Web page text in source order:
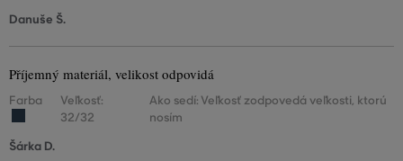
Danuše Š.
Příjemný materiál, velikost odpovidá
Farba
Veľkosť:
32/32
Ako sedí: Veľkosť zodpovedá veľkosti, ktorú
nosím
Šárka D.